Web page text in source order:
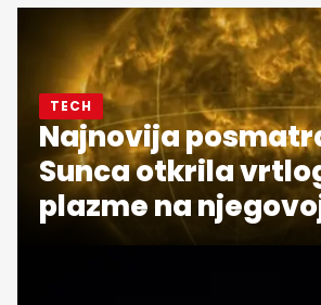
TECH
Najnovija
Sunca otkrila
plazme na
površini